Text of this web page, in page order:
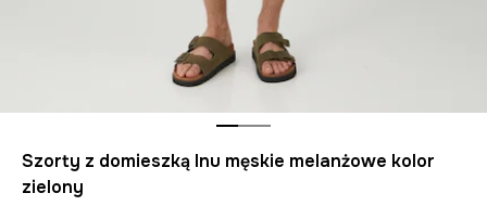
Szorty z domieszką lnu męskie melanżowe kolor
zielony